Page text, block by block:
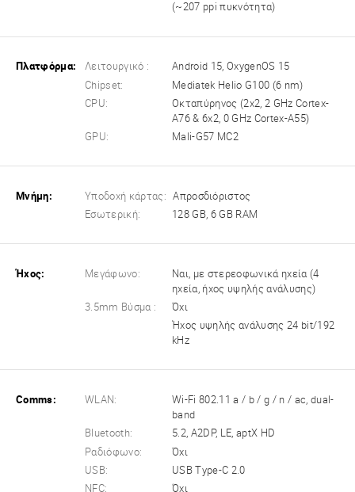
(~207 ppi πυκνότητα)
Πλατφόρμα: Λειτουργικό :
Android 15, OxygenOS 15
Chipset:
Mediatek Helio G100 (6 nm)
CPU:
Οκταπύρηνος (2x2, 2 GHz Cortex-
A76 & 6x2, 0 GHz Cortex-A55)
GPU:
Mali-G57 MC2
Μνήμη: Υποδοχή κάρτας:
Απροσδιόριστος
Εσωτερική:
128 GB, 6 GB RAM
Ήχος: Μεγάφωνο:
Ναι, με στερεοφωνικά ηχεία (4
ηχεία, ήχος υψηλής ανάλυσης)
3.5mm Βύσμα :
Όχι
Ήχος υψηλής ανάλυσης 24 bit/192
kHz
Comms: WLAN:
Wi-Fi 802.11 a / b / g / n / ac, dual-
band
Bluetooth:
5.2, A2DP, LE, aptX HD
Ραδιόφωνο:
Όχι
USB:
USB Type-C 2.0
NFC:
Όχι